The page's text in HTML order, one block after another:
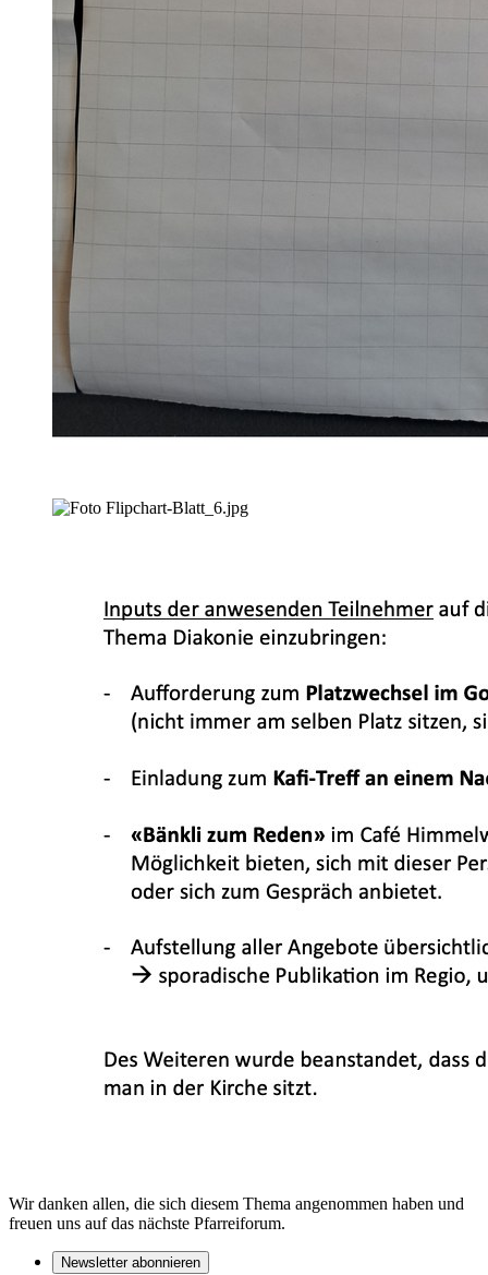
Wir danken allen, die sich diesem Thema angenommen haben und
freuen uns auf das nächste Pfarreiforum.
Newsletter abonnieren